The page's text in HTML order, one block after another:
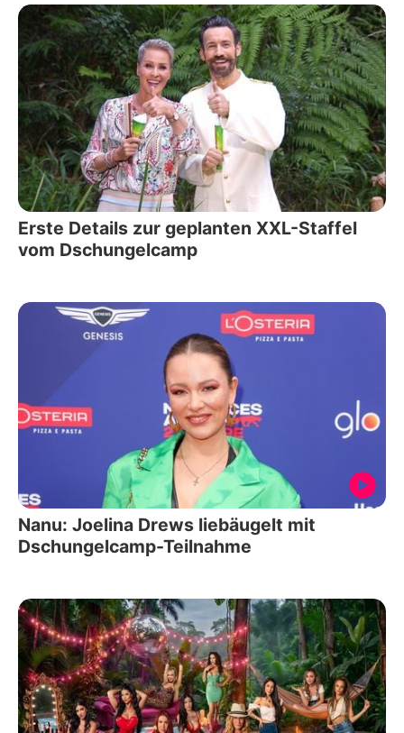
Erste Details zur geplanten XXL-Staffel
vom Dschungelcamp
Nanu: Joelina Drews liebäugelt mit
Dschungelcamp-Teilnahme